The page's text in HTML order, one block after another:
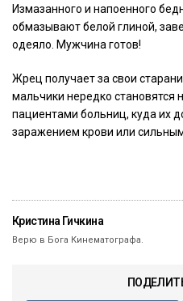
Измазанного и напоенного
обмазывают белой глиной,
одеяло. Мужчина готов!
Жрец получает за свои
мальчики нередко становятся
пациентами больниц, куда их
заражением крови или
Кристина Гичкина
Верю в Бога Кинематографа.